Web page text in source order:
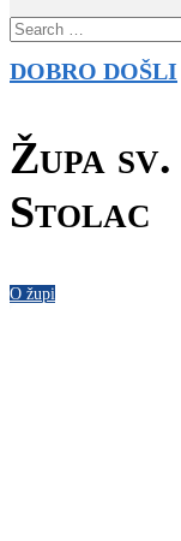
DOBRO DOŠLI
Župa
Stolac
O župi